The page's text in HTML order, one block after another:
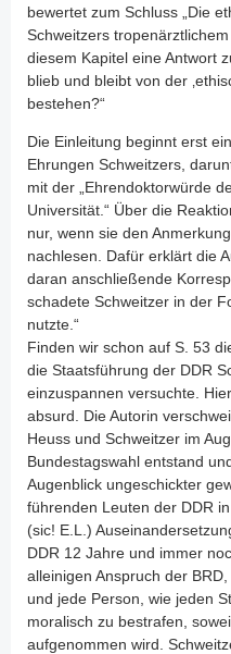
bewertet zum Schluss „Die
Schweitzers
diesem Kapitel eine Antwort
blieb und bleibt von der
bestehen?“
Die Einleitung beginnt erst
Ehrungen Schweitzers,
mit der „Ehrendoktorwürde
Universität.“ Über die
nur, wenn sie den
nachlesen. Dafür erklärt die
daran anschließende
schadete Schweitzer in der
nutzte.“
Finden wir schon auf S. 53
die Staatsführung der DDR
einzuspannen versuchte.
absurd. Die Autorin
Heuss und Schweitzer im
Bundestagswahl entstand
Augenblick ungeschickter
führenden Leuten der DDR
(sic! E.L.)
DDR 12 Jahre und immer
alleinigen Anspruch der
und jede Person, wie jeden
moralisch zu bestrafen,
aufgenommen wird.